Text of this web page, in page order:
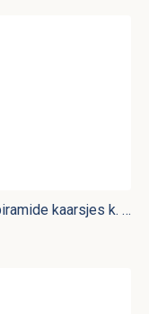
Witte piramide kaarsjes k. vk 2